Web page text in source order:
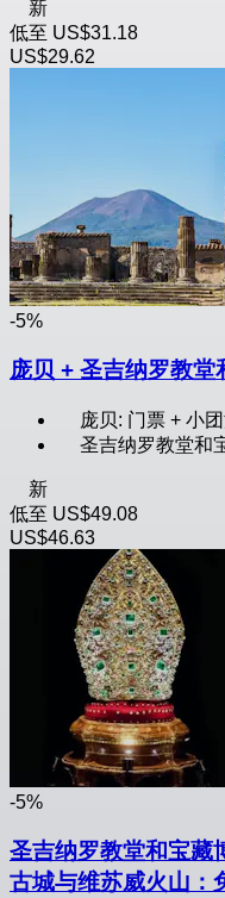
新
低至 US$31.18
US$29.62
-5%
庞贝 + 圣吉纳罗教
庞贝: 门票 + 小
圣吉纳罗教堂和
新
低至 US$49.08
US$46.63
-5%
圣吉纳罗教堂和宝藏
古城与维苏威火山：